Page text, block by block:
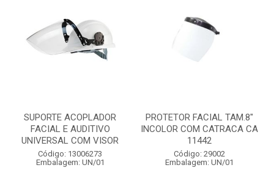
SUPORTE ACOPLADOR
FACIAL E AUDITIVO
UNIVERSAL COM VISOR
Código: 13006273
Embalagem: UN/01
PROTETOR FACIAL TAM.8"
INCOLOR COM CATRACA CA
11442
Código: 29002
Embalagem: UN/01